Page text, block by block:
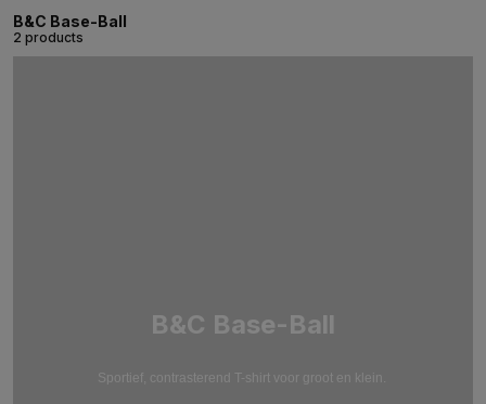
B&C Base-Ball
2 products
B&C Base-Ball
Sportief, contrasterend T-shirt voor groot en klein.